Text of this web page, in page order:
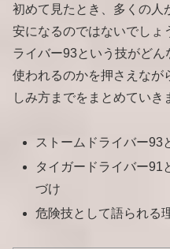
初めて見たとき、多くの人
安になるのではないでしょ
ライバー93という技がど
使われるのかを押さえなが
しみ方までをまとめていき
ストームドライバー93
タイガードライバー91
づけ
危険技として語られる